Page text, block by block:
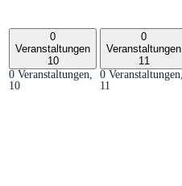
0
Veranstaltungen
10
0 Veranstaltungen,
10
0
Veranstaltungen
11
0 Veranstaltungen,
11